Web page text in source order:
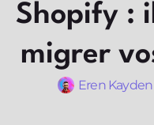
Shopify :
migrer
Eren Kayden